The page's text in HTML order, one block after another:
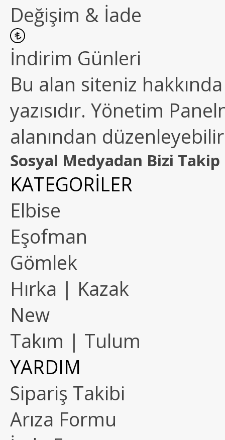
Değişim & İade
İndirim Günleri
Bu alan siteniz
yazısıdır. Yönetim
alanından
Sosyal Medyadan Bizi Takip
KATEGORİLER
Elbise
Eşofman
Gömlek
Hırka | Kazak
New
Takım | Tulum
YARDIM
Sipariş Takibi
Arıza Formu